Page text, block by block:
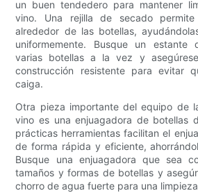
un buen tendedero para mantener
vino. Una rejilla de secado
alrededor de las botellas,
uniformemente. Busque un estante
varias botellas a la vez y
construcción resistente para evitar
caiga.
Otra pieza importante del equipo de
vino es una enjuagadora de botellas
prácticas herramientas facilitan el
de forma rápida y eficiente,
Busque una enjuagadora que sea
tamaños y formas de botellas y
chorro de agua fuerte para una